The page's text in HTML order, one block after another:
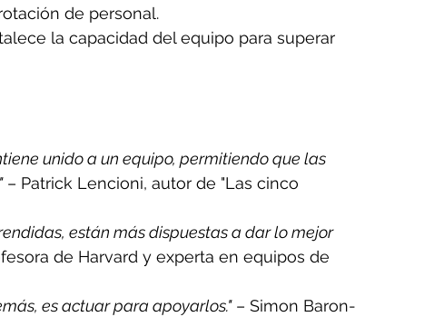
de personal.
la capacidad del equipo para superar
unido a un equipo, permitiendo que las
– Patrick Lencioni, autor de "Las cinco
están más dispuestas a dar lo mejor
de Harvard y experta en equipos de
es actuar para apoyarlos." – Simon Baron-